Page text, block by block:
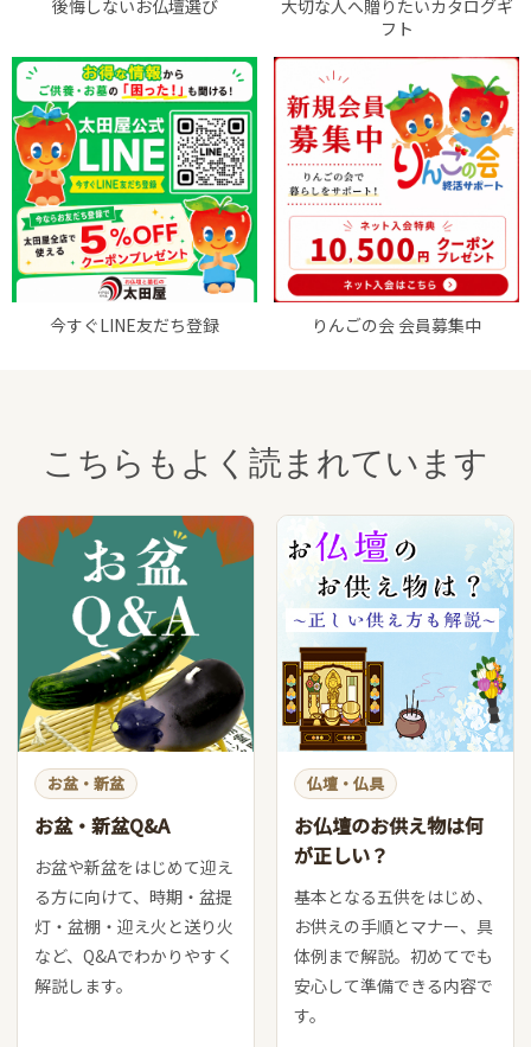
後悔しないお仏壇選び
大切な人へ贈りたいカタログギ
フト
今すぐLINE友だち登録 りんごの会 会員募集中
こちらもよく読まれています
お盆・新盆
お盆・新盆Q&A
お盆や新盆をはじめて迎え
る方に向けて、時期・盆提
灯・盆棚・迎え火と送り火
など、Q&Aでわかりやすく
解説します。
仏壇・仏具
お仏壇のお供え物は何
が正しい？
基本となる五供をはじめ、
お供えの手順とマナー、具
体例まで解説。初めてでも
安心して準備できる内容で
す。